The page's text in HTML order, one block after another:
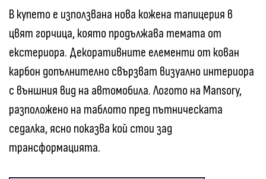
В купето е използвана нова кожена тапицерия в
цвят горчица, която продължава темата от
екстериора. Декоративните елементи от кован
карбон допълнително свързват визуално интериора
с външния вид на автомобила. Логото на Mansory,
разположено на таблото пред пътническата
седалка, ясно показва кой стои зад
трансформацията.